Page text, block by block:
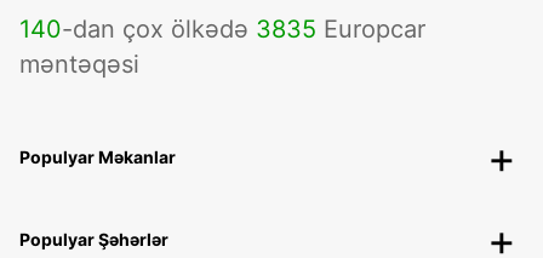
140-dan çox ölkədə 3835 Europcar
məntəqəsi
Populyar Məkanlar
Populyar Şəhərlər